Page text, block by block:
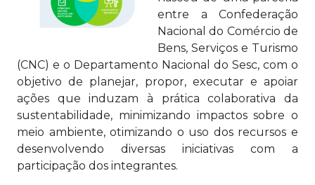
entre a Confederação
Nacional do Comércio de
Bens, Serviços e Turismo
(CNC) e o Departamento Nacional do Sesc, com o
objetivo de planejar, propor, executar e apoiar
ações que induzam à prática colaborativa da
sustentabilidade, minimizando impactos sobre o
meio ambiente, otimizando o uso dos recursos e
desenvolvendo diversas iniciativas com a
participação dos integrantes.